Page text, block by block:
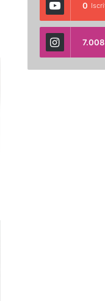
0
7.008